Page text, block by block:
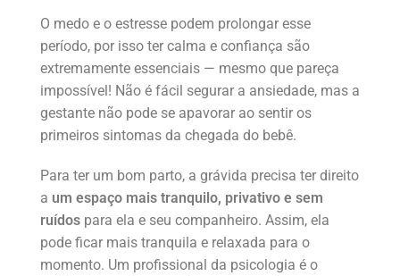
O medo e o estresse podem prolongar esse
período, por isso ter calma e confiança são
extremamente essenciais — mesmo que pareça
impossível! Não é fácil segurar a ansiedade, mas a
gestante não pode se apavorar ao sentir os
primeiros sintomas da chegada do bebê.
Para ter um bom parto, a grávida precisa ter direito
a um espaço mais tranquilo, privativo e sem
ruídos para ela e seu companheiro. Assim, ela
pode ficar mais tranquila e relaxada para o
momento. Um profissional da psicologia é o